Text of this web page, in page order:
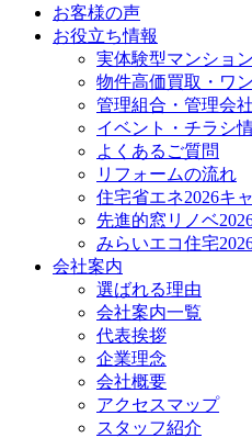
お客様の声
お役立ち情報
実体験型マンショ
物件高価買取・ワ
管理組合・管理会
イベント・チラシ
よくあるご質問
リフォームの流れ
住宅省エネ2026キ
先進的窓リノベ
みらいエコ住宅
会社案内
選ばれる理由
会社案内一覧
代表挨拶
企業理念
会社概要
アクセスマップ
スタッフ紹介